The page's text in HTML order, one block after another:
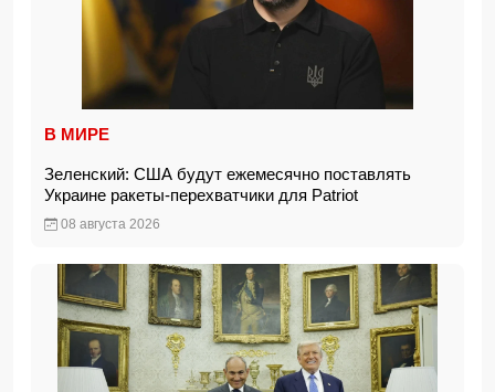
В МИРЕ
Зеленский: США будут ежемесячно поставлять
Украине ракеты-перехватчики для Patriot
08 августа 2026